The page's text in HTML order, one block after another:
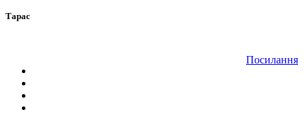
Тарас
Посилання